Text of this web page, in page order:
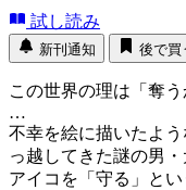
試し読み
新刊通知 後で買
この世界の理は「奪
…
不幸を絵に描いたよ
っ越してきた謎の男
アイコを「守る」と